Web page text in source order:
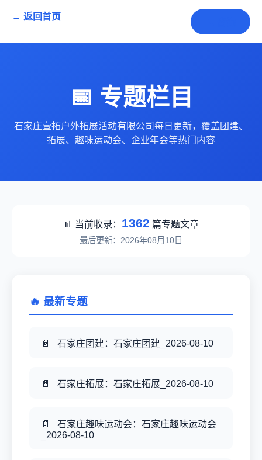
← 返回首页
📅 专题栏目
石家庄壹拓户外拓展活动有限公司每日更新，覆盖团建、
拓展、趣味运动会、企业年会等热门内容
📊 当前收录： 1362 篇专题文章
最后更新：2026年08月10日
🔥 最新专题
石家庄团建：石家庄团建_2026-08-10
石家庄拓展：石家庄拓展_2026-08-10
石家庄趣味运动会：石家庄趣味运动会
_2026-08-10